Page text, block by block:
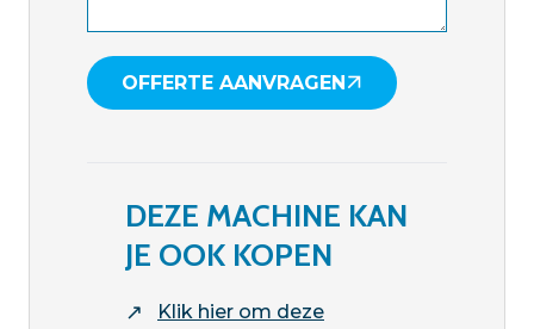
OFFERTE AANVRAGEN
DEZE MACHINE KAN
JE OOK KOPEN
↗
Klik hier om deze